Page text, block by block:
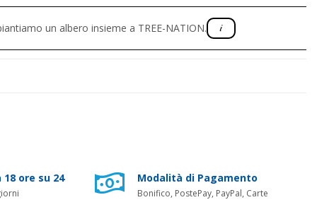
un albero insieme a TREE-NATION.
ore su 24 Modalità di Pagamento
Bonifico, PostePay, PayPal, Carte